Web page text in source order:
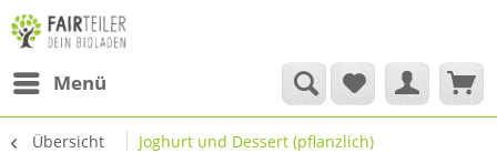
Menü
Übersicht Joghurt und Dessert (pflanzlich)